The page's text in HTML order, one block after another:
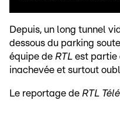
Depuis, un long tunnel
dessous du parking
équipe de RTL est partie
inachevée et surtout
Le reportage de RTL Télé